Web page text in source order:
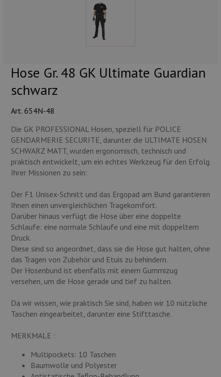
Hose Gr. 48 GK Ultimate Guardian
schwarz
Art. 654N-48
Die GK PROFESSIONAL Hosen, speziell für POLICE
GENDARMERIE SECURITE, darunter die ULTIMATE HOSEN
SCHWARZ MATT, wurden ergonomisch, technisch und
praktisch entwickelt, um ein echtes Werkzeug für den Erfolg
Ihrer Missionen zu sein:
Der F1 Unisex-Schnitt und das Ergopad am Bund garantieren
Ihnen einen unvergleichlichen Tragekomfort.
Darüber hinaus verfügt die Hose über eine doppelte
Schlaufe: eine normale Schlaufe und eine mit doppeltem
Druck.
Diese sind so angeordnet, dass sie die Hose gut halten, ohne
das Tragen von Zubehör und Etuis zu behindern.
Der Hosenbund ist ebenfalls mit einem Gummizug
versehen, um die Hose gerade und tief zu halten.
Da wir wissen, wie praktisch Sie sind, haben wir 10 nützliche
Taschen eingearbeitet, darunter eine Stifttasche.
MERKMALE :
Multipockets: 10 Taschen
Baumwolle und Polyester